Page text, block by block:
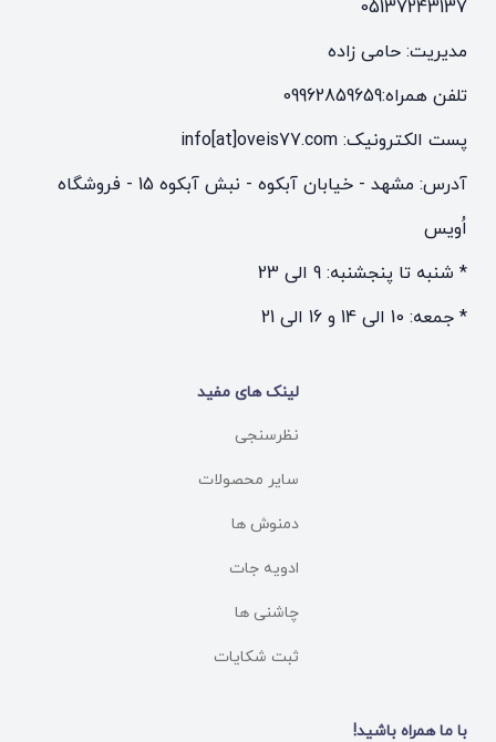
05137243137
مدیریت: حامی زاده
تلفن همراه:09962859659
پست الکترونیک: info[at]oveis77.com
آدرس: مشهد - خیابان آبکوه - نبش آبکوه 15 - فروشگاه
اُویس
* شنبه تا پنجشنبه: 9 الی 23
* جمعه: 10 الی 14 و 16 الی 21
لینک های مفید
نظرسنجی
سایر محصولات
دمنوش ها
ادویه جات
چاشنی ها
ثبت شکایات
با ما همراه باشید!